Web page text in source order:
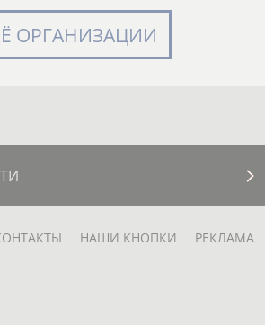
ОРГАНИЗАЦИИ
НАШИ КНОПКИ РЕКЛАМА